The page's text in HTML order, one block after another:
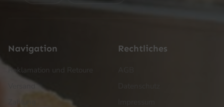
Navigation
Reklamation und Retoure
Rechtliches